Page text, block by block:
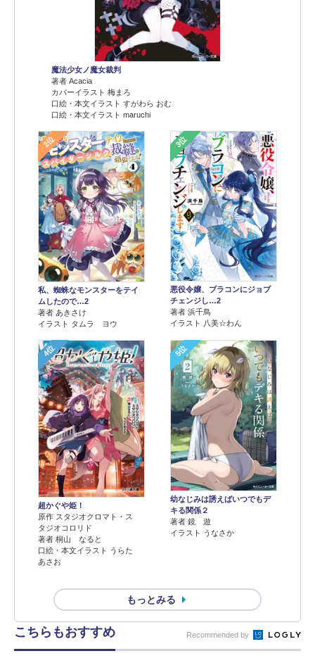
魔法少女ノ魔女裁判
著者 Acacia
カバーイラスト 梅まろ
口絵・本文イラスト すがわら おむ
口絵・本文イラスト maruchi
2位
私、蜘蛛なモンスターをテイ
ムしたので…2
著者 あきさけ
イラスト タムラ ヨウ
3位
悪役令嬢、ブラコンにジョブ
チェンジし…2
著者 浜千鳥
イラスト 八美☆わん
4位
超かぐや姫！
原作 スタジオクロマト・ス
タジオコロリド
著者 桐山 なると
口絵・本文イラスト うらた
あさお
5位
幼なじみは誘えばいつでもデ
キる関係２
著者 鏡 遊
イラスト うなさか
もっとみる
こちらもおすすめ Recommended by